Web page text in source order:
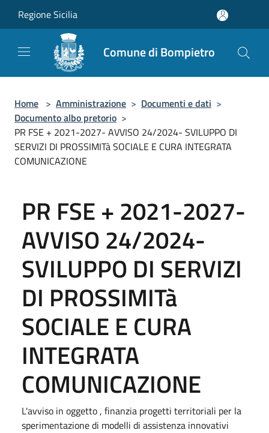
Regione Sicilia
Comune di Bompietro
Home > Amministrazione > Documenti e dati >
Documento albo pretorio >
PR FSE + 2021-2027- AVVISO 24/2024- SVILUPPO DI
SERVIZI DI PROSSIMITà SOCIALE E CURA INTEGRATA
COMUNICAZIONE
PR FSE + 2021-2027-
AVVISO 24/2024-
SVILUPPO DI SERVIZI
DI PROSSIMITà
SOCIALE E CURA
INTEGRATA
COMUNICAZIONE
L'avviso in oggetto , finanzia progetti territoriali per la
sperimentazione di modelli di assistenza innovativi